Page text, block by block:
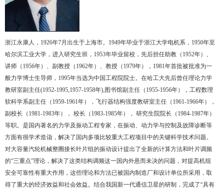
浙江永康人，1926年7月出生于上海市。1949年毕业于浙江大学电机系，1950年至
哈尔滨工业大学，进入研究生班，1953年毕业留校，先后担任助教（1952年）、
讲师（1956年）、副教授（1962年）、教授（1979年），1981年首批被批准为一
般力学博士生导师，1995年当选为中国工程院院士。在哈工大先后曾任理论力学
教研室副主任(1952-1995,1957-1958年),图书馆副主任（1955-1956年），工程数理
软科学系副主任（1959-1961年），飞行器结构强度教研室主任（1961-1966年），
副校长（1981-1983年）， 校长（1983-1985年）， 研究生院院长（1984-1987年）
等职。是国内著名的力学及振动工程专家，在振动、动力学与控制及故障诊断等
方面有很学术造诣，解决了国内多项比较重大工程项目中的关键科学技术问题。
对大容量汽轮机械整圈接长叶片组的振动设计提出了全新的计算方法和叶片调频
的“三重点”理论，解决了这类结构调频这一国内外悬而未决的问题，对提高机组
安全可靠性有重大作用，这些理论和方法已被国内制造厂和设计单位所采用，取
得了重大的经济效益和社会效益。结合我国新一代通信卫星的研制，完成了“具有